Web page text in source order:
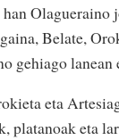
Olagueraino
Belate,
gehiago
eta
platanoak eta